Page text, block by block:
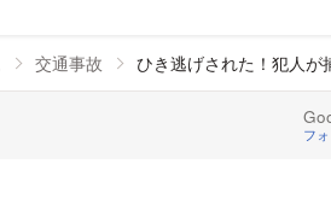
交通事故 ひき逃げされた！犯人が
フ